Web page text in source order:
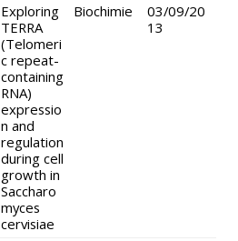
Exploring
TERRA
(Telomeri
c repeat-
containing
RNA)
expressio
n and
regulation
during cell
growth in
Saccharo
myces
cervisiae
Biochimie
03/09/20
13